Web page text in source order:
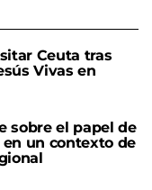
Ceuta tras
Vivas en
sobre el papel de
un contexto de